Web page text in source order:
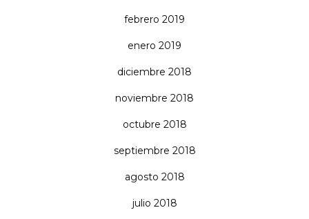
febrero 2019
enero 2019
diciembre 2018
noviembre 2018
octubre 2018
septiembre 2018
agosto 2018
julio 2018